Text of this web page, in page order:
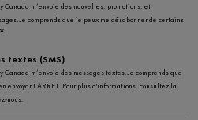
Canada m’envoie des nouvelles, promotions, et
Je comprends que je peux me désabonner de certains
*
textes (SMS)
Canada m’envoie des messages textes. Je comprends que
envoyant ARRET. Pour plus d'informations, consultez la
nous.